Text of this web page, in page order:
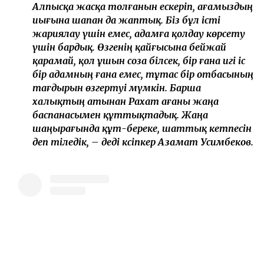
Алпысқа жасқа толғанын ескеріп, ағамыздың
иығына шапан да жаптық. Біз бұл істі
жариялау үшін емес, адамға қолдау көрсету
үшін бардық. Өзгенің қайғысына бейжай
қарамай, қол ұшын соза білсек, бір ғана игі іс
бір адамның ғана емес, тұтас бір отбасының
тағдырын өзгертуі мүмкін. Барша
халықтың атынан Рахат ағаны жаңа
баспанасымен құттықтадық. Жаңа
шаңырағында құт-береке, шаттық кетпесін
деп тіледік, – деді кәсіпкер Азамат Усимбеков.